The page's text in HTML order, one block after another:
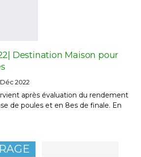
Destination Maison pour
2022
après évaluation du rendement
de poules et en 8es de finale. En